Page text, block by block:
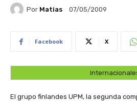
Por Matias 07/05/2009
Facebook X
El grupo finlandes UPM, la segunda